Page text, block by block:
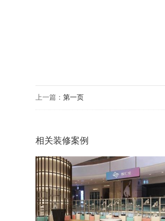
上一篇： 第一页
相关装修案例